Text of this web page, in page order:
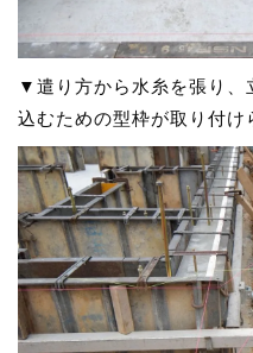
▼遣り方から水糸を張り、
込むための型枠が取り付け